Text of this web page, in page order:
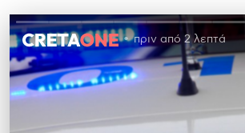
πριν από 2 λεπτά